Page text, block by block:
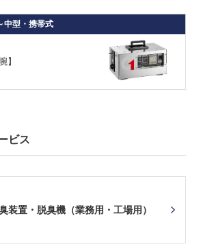
中型・携帯式
】
ビス
装置・脱臭機（業務用・工場用）